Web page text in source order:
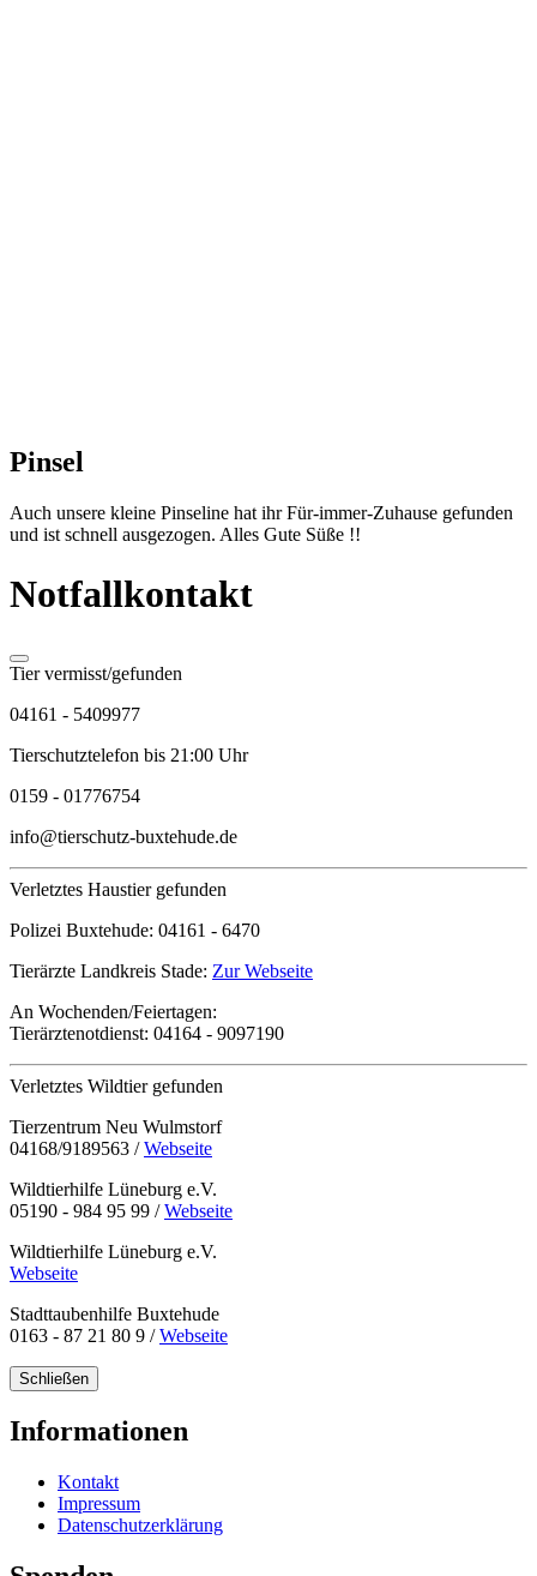
Pinsel
Auch unsere kleine Pinseline hat ihr Für-immer-Zuhause gefunden
und ist schnell ausgezogen. Alles Gute Süße !!
Notfallkontakt
Tier vermisst/gefunden
04161 - 5409977
Tierschutztelefon bis 21:00 Uhr
0159 - 01776754
info@tierschutz-buxtehude.de
Verletztes Haustier gefunden
Polizei Buxtehude: 04161 - 6470
Tierärzte Landkreis Stade: Zur Webseite
An Wochenden/Feiertagen:
Tierärztenotdienst: 04164 - 9097190
Verletztes Wildtier gefunden
Tierzentrum Neu Wulmstorf
04168/9189563 /Webseite
Wildtierhilfe Lüneburg e.V.
05190 - 984 95 99 /Webseite
Wildtierhilfe Lüneburg e.V.
Webseite
Stadttaubenhilfe Buxtehude
0163 - 87 21 80 9 /Webseite
Schließen
Informationen
Kontakt
Impressum
Datenschutzerklärung